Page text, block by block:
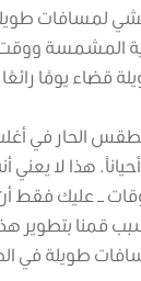
لمسافات
المشمسة ووقت
قضاء يومًا
الحار في
هذا لا يعني
– عليك فقط
قمنا بتطوير
طويلة في